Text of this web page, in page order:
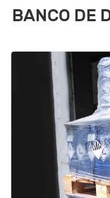
BANCO DE